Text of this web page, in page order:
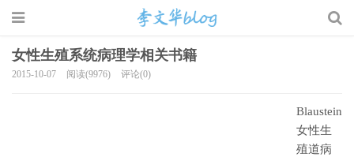
女性生殖系统病理学相关书籍
2015-10-07 阅读(9976) 评论(0)
Blaustein
女性生
殖道病